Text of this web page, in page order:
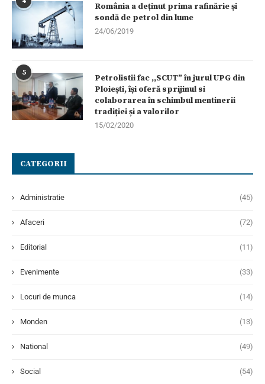
România a deținut prima rafinărie și
sondă de petrol din lume
24/06/2019
5
Petrolistii fac ,,SCUT” în jurul UPG din
Ploiești, își oferă sprijinul si
colaborarea în schimbul mentinerii
tradiției și a valorilor
15/02/2020
CATEGORII
Administratie (45)
Afaceri (72)
Editorial (11)
Evenimente (33)
Locuri de munca (14)
Monden (13)
National (49)
Social (54)